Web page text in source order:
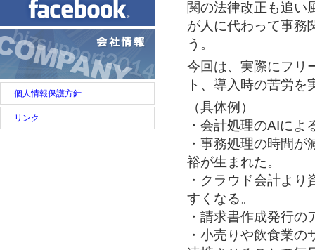
個人情報保護方針
リンク
関の法律改正も追い
が人に代わって事務
う。
今回は、実際にフリ
ト、導入時の苦労
（具体例）
・会計処理のAIに
・事務処理の時間
裕が生まれた。
・クラウド会計よ
すくなる。
・請求書作成発行
・小売りや飲食業